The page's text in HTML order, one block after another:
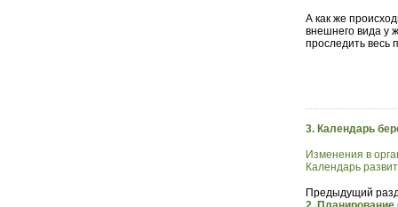
А как же
внешнего вида у
проследить весь
3. Календарь
Изменения в
Календарь
Предыдущий